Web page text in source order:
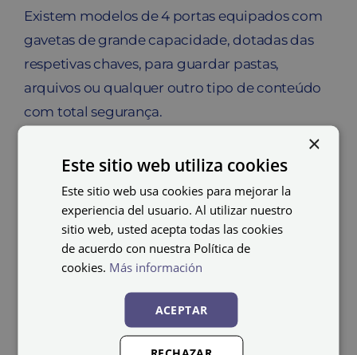
Existem modelos de 4 portas equipados com
gavetas de grande capacidade, dotadas das
respetivas chaves, para guardar pastas,
arquivos ou qualquer outro tipo de conteúdo
com total segurança.
Armários baixos de
escritório
armários baixos de escritório , ideais para
colocar em qualquer canto do escritório. São
local de trabalho.
Nem todos os armários atendem às mesmas
×
Este sitio web utiliza cookies
Este sitio web usa cookies para mejorar la
experiencia del usuario. Al utilizar nuestro
sitio web, usted acepta todas las cookies
de acuerdo con nuestra Política de
cookies. Más información
ACEPTAR